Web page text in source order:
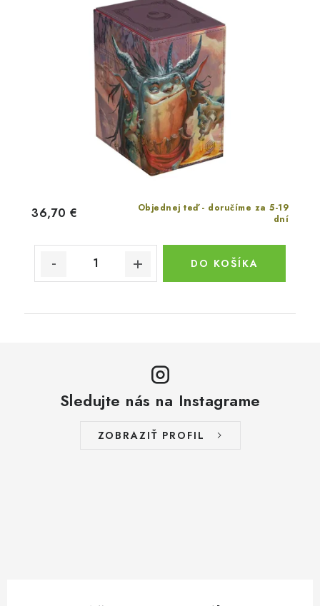
Objednej teď - doručíme za 5-19
dní
36,70 €
DO KOŠÍKA
Sledujte nás na Instagrame
ZOBRAZIŤ PROFIL